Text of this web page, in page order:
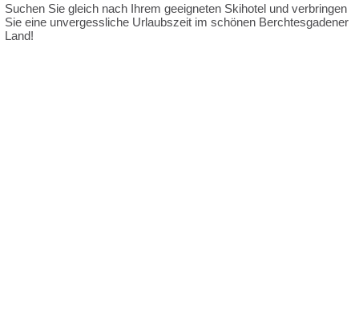
Suchen Sie gleich nach Ihrem geeigneten Skihotel und verbringen
Sie eine unvergessliche Urlaubszeit im schönen Berchtesgadener
Land!